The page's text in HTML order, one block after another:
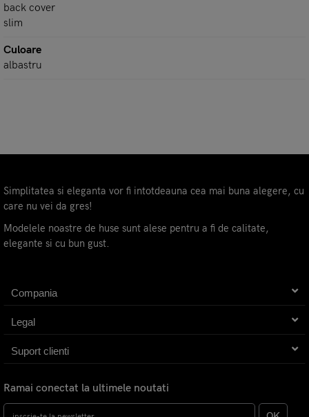
back cover
slim
Culoare
albastru
Simplitatea si eleganta vor fi intotdeauna cea mai buna alegere, cu
care nu vei da gres!
Modelele noastre de huse sunt alese pentru a fi de calitate,
elegante si cu bun gust.
Compania
Legal
Suport clienti
Ramai conectat la ultimele noutati